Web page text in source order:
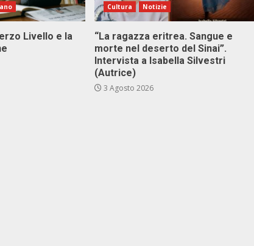
Livello e la
Cultura Notizie
“La ragazza eritrea. Sangue e
morte nel deserto del Sinai”.
Intervista a Isabella Silvestri
(Autrice)
3 Agosto 2026